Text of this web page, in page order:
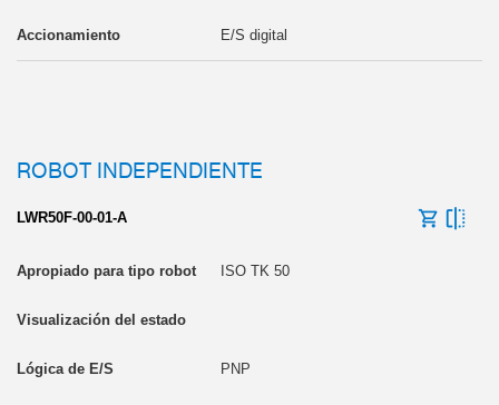
E/S digital
ROBOT INDEPENDIENTE
LWR50F-00-01-A
ISO TK 50
PNP